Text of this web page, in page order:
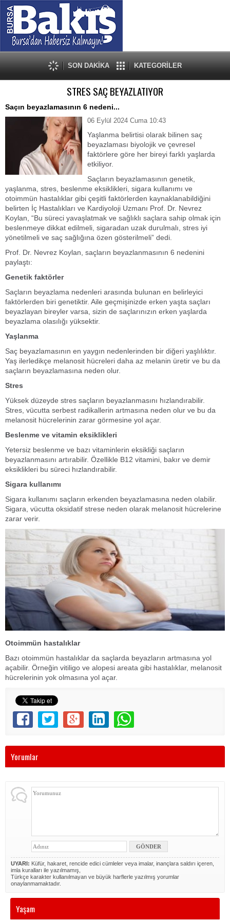
SON DAKİKA KATEGORİLER
STRES SAÇ BEYAZLATIYOR
Saçın beyazlamasının 6 nedeni...
06 Eylül 2024 Cuma 10:43
Yaşlanma belirtisi olarak bilinen saç
beyazlaması biyolojik ve çevresel
faktörlere göre her bireyi farklı yaşlarda
etkiliyor.
Saçların beyazlamasının genetik,
yaşlanma, stres, beslenme eksiklikleri, sigara kullanımı ve
otoimmün hastalıklar gibi çeşitli faktörlerden kaynaklanabildiğini
belirten İç Hastalıkları ve Kardiyoloji Uzmanı Prof. Dr. Nevrez
Koylan, “Bu süreci yavaşlatmak ve sağlıklı saçlara sahip olmak için
beslenmeye dikkat edilmeli, sigaradan uzak durulmalı, stres iyi
yönetilmeli ve saç sağlığına özen gösterilmeli” dedi.
Prof. Dr. Nevrez Koylan, saçların beyazlanmasının 6 nedenini
paylaştı:
Genetik faktörler
Saçların beyazlama nedenleri arasında bulunan en belirleyici
faktörlerden biri genetiktir. Aile geçmişinizde erken yaşta saçları
beyazlayan bireyler varsa, sizin de saçlarınızın erken yaşlarda
beyazlama olasılığı yüksektir.
Yaşlanma
Saç beyazlamasının en yaygın nedenlerinden bir diğeri yaşlılıktır.
Yaş ilerledikçe melanosit hücreleri daha az melanin üretir ve bu da
saçların beyazlamasına neden olur.
Stres
Yüksek düzeyde stres saçların beyazlanmasını hızlandırabilir.
Stres, vücutta serbest radikallerin artmasına neden olur ve bu da
melanosit hücrelerinin zarar görmesine yol açar.
Beslenme ve vitamin eksiklikleri
Yetersiz beslenme ve bazı vitaminlerin eksikliği saçların
beyazlanmasını artırabilir. Özellikle B12 vitamini, bakır ve demir
eksiklikleri bu süreci hızlandırabilir.
Sigara kullanımı
Sigara kullanımı saçların erkenden beyazlamasına neden olabilir.
Sigara, vücutta oksidatif strese neden olarak melanosit hücrelerine
zarar verir.
Otoimmün hastalıklar
Bazı otoimmün hastalıklar da saçlarda beyazların artmasına yol
açabilir. Örneğin vitiligo ve alopesi areata gibi hastalıklar, melanosit
hücrelerinin yok olmasına yol açar.
Yorumlar
UYARI: Küfür, hakaret, rencide edici cümleler veya imalar, inançlara saldırı içeren,
imla kuralları ile yazılmamış,
Türkçe karakter kullanılmayan ve büyük harflerle yazılmış yorumlar
onaylanmamaktadır.
Yaşam